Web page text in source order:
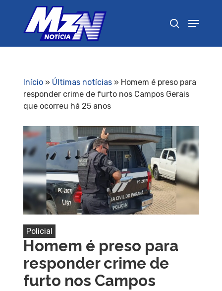
Início» Últimas notícias» Homem é preso para
responder crime de furto nos Campos Gerais
que ocorreu há 25 anos
Policial
Homem é preso para
responder crime de
furto nos Campos